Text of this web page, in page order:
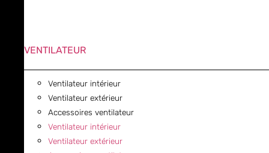
VENTILATEUR
Ventilateur intérieur
Ventilateur extérieur
Accessoires ventilateur
Ventilateur intérieur
Ventilateur extérieur